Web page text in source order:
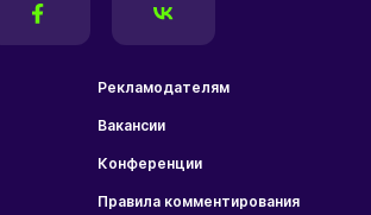
Рекламодателям
Вакансии
Конференции
Правила комментирования